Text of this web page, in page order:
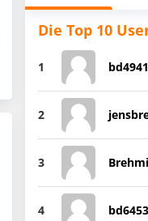
Die Top 10
1 bd4941
2
3
4